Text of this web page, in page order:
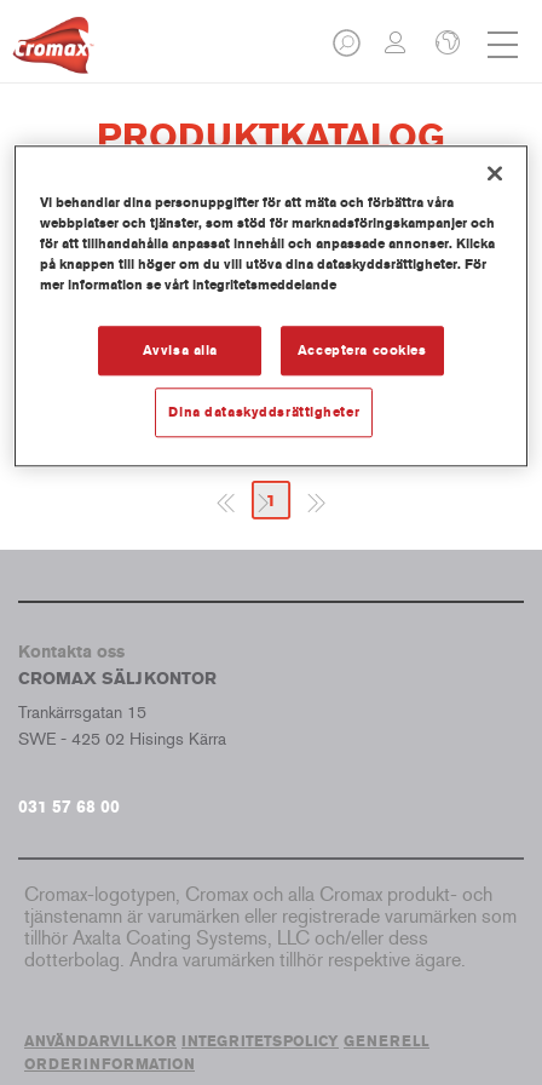
PRODUKTKATALOG
AXT140 Washing Thinner
Produktnummer 1250016784
Mer information
1
Kontakta oss
CROMAX SÄLJKONTOR
Trankärrsgatan 15
SWE - 425 02 Hisings Kärra
031 57 68 00
Cromax-logotypen, Cromax och alla Cromax produkt- och
tjänstenamn är varumärken eller registrerade varumärken som
tillhör Axalta Coating Systems, LLC och/eller dess
dotterbolag. Andra varumärken tillhör respektive ägare.
ANVÄNDARVILLKOR INTEGRITETSPOLICY GENERELL
ORDERINFORMATION
Vi behandlar dina personuppgifter för att mäta och förbättra våra
webbplatser och tjänster, som stöd för marknadsföringskampanjer och
för att tillhandahålla anpassat innehåll och anpassade annonser. Klicka
på knappen till höger om du vill utöva dina dataskyddsrättigheter. För
mer information se vårt integritetsmeddelande
Avvisa alla Acceptera cookies
Dina dataskyddsrättigheter